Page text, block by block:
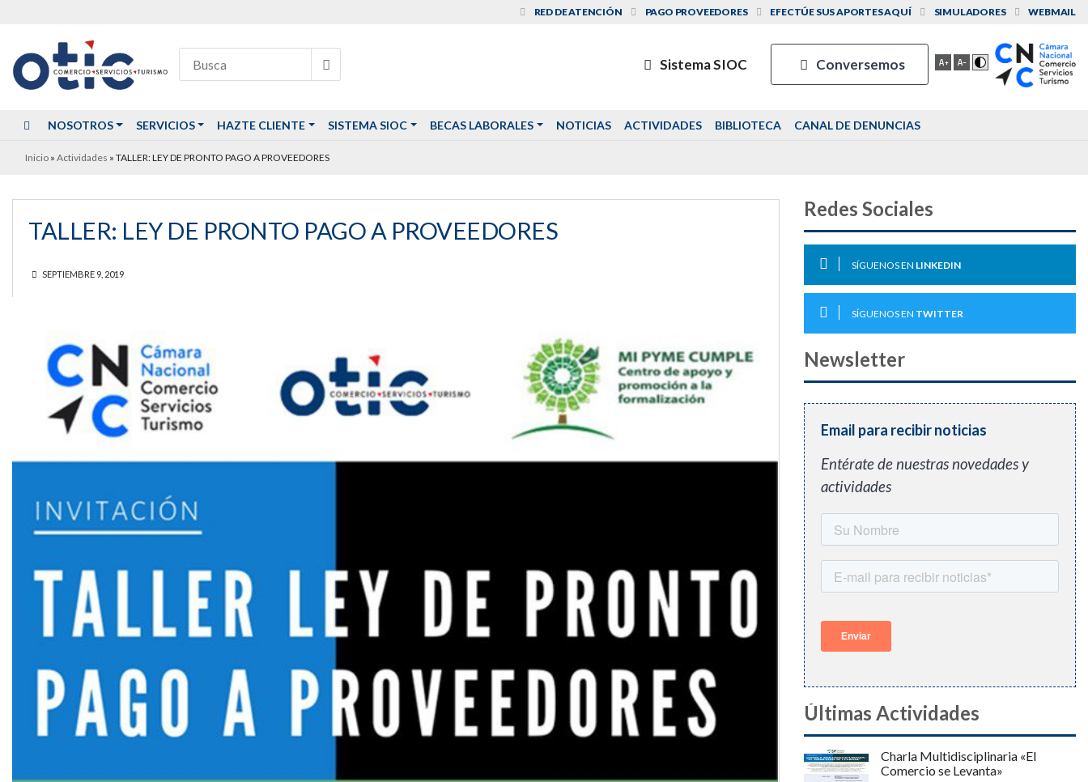
RED DE ATENCIÓN PAGO PROVEEDORES EFECTÚE SUS APORTES AQUÍ SIMULADORES WEBMAIL
Sistema SIOC Conversemos
NOSOTROS SERVICIOS HAZTE CLIENTE SISTEMA SIOC BECAS LABORALES NOTICIAS ACTIVIDADES BIBLIOTECA CANAL DE DENUNCIAS
Inicio » Actividades » TALLER: LEY DE PRONTO PAGO A PROVEEDORES
TALLER: LEY DE PRONTO PAGO A PROVEEDORES
SEPTIEMBRE 9, 2019
Redes Sociales
SÍGUENOS EN LINKEDIN
SÍGUENOS EN TWITTER
Newsletter
Email para recibir noticias
Entérate de nuestras novedades y
actividades
Últimas Actividades
Charla Multidisciplinaria «El
Comercio se Levanta»